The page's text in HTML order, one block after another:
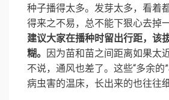
种子播得太多。发芽太多，看着
得来之不易，总不能下狠心去掉
建议大家在播种时留出行距，该
糊。 因为苗和苗之间距离如果太
不说，通风也差了。这些“多余的
病虫害的温床，长出来的也往往